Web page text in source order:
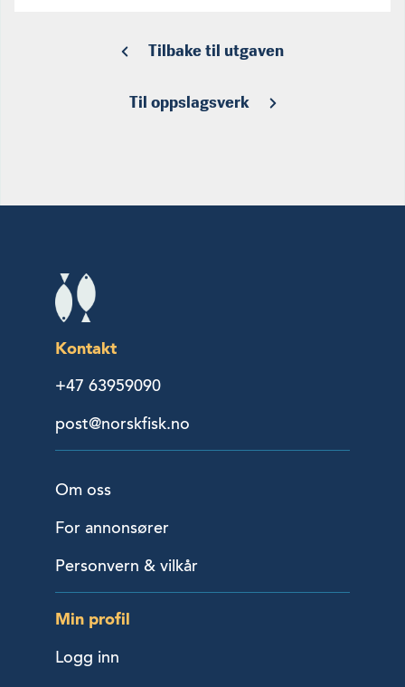
Tilbake til utgaven
Til oppslagsverk
Kontakt
+47 63959090
post@norskfisk.no
Om oss
For annonsører
Personvern & vilkår
Min profil
Logg inn